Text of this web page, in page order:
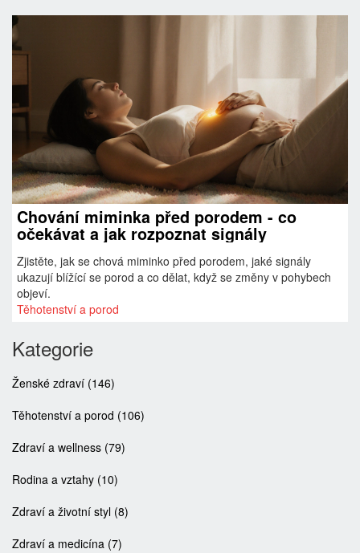
Chování miminka před porodem - co
očekávat a jak rozpoznat signály
Zjistěte, jak se chová miminko před porodem, jaké signály
ukazují blížící se porod a co dělat, když se změny v pohybech
objeví.
Těhotenství a porod
Kategorie
Ženské zdraví (146)
Těhotenství a porod (106)
Zdraví a wellness (79)
Rodina a vztahy (10)
Zdraví a životní styl (8)
Zdraví a medicína (7)